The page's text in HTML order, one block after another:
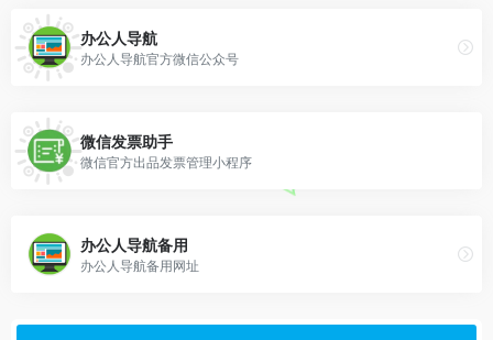
办公人导航
办公人导航官方微信公众号
微信发票助手
微信官方出品发票管理小程序
办公人导航备用
办公人导航备用网址